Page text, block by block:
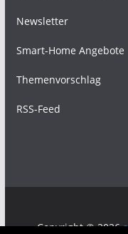
Newsletter
Smart-Home Angebote
Themenvorschlag
RSS-Feed
Copyright © 2026